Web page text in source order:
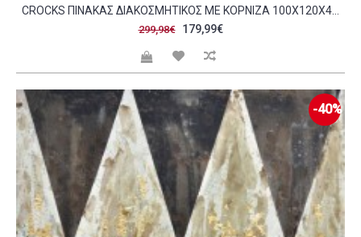
299,98€ 179,99€
-40%